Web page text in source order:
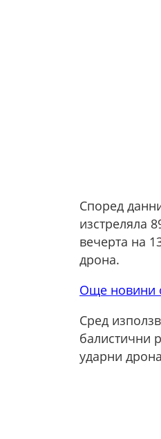
Според
изстреляла
вечерта на
дрона.
Още новини
Сред
балистични
ударни